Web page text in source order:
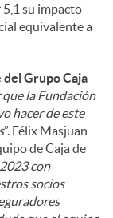
su impacto
equivalente a
Grupo Caja
la Fundación
hacer de este
”. Félix Masjuan
de Caja de
con
socios